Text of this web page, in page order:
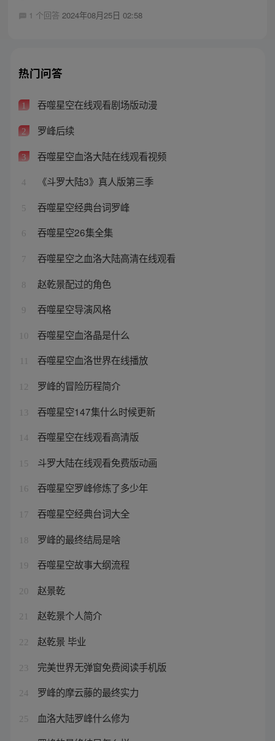
1 个回答 2024年08月25日 02:58
热门问答
1 吞噬星空在线观看剧场版动漫
2 罗峰后续
3 吞噬星空血洛大陆在线观看视频
4 《斗罗大陆3》真人版第三季
5 吞噬星空经典台词罗峰
6 吞噬星空26集全集
7 吞噬星空之血洛大陆高清在线观看
8 赵乾景配过的角色
9 吞噬星空导演风格
10 吞噬星空血洛晶是什么
吞噬星空血洛世界在线播放
12 罗峰的冒险历程简介
13 吞噬星空147集什么时候更新
14 吞噬星空在线观看高清版
15 斗罗大陆在线观看免费版动画
16 吞噬星空罗峰修炼了多少年
17 吞噬星空经典台词大全
18 罗峰的最终结局是啥
19 吞噬星空故事大纲流程
20 赵景乾
21 赵乾景个人简介
22 赵乾景 毕业
23 完美世界无弹窗免费阅读手机版
24 罗峰的摩云藤的最终实力
25 血洛大陆罗峰什么修为